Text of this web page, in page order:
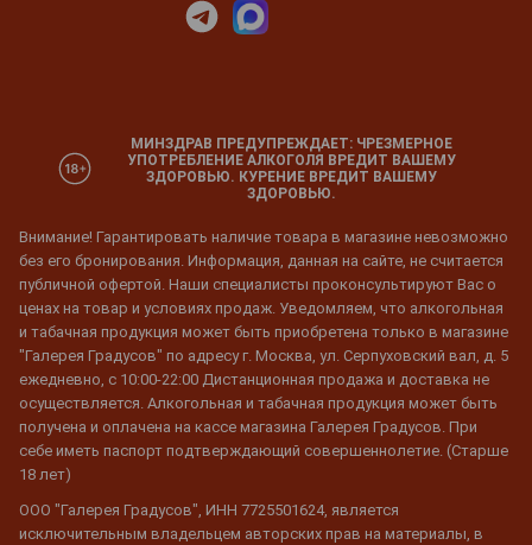
МИНЗДРАВ ПРЕДУПРЕЖДАЕТ: ЧРЕЗМЕРНОЕ
УПОТРЕБЛЕНИЕ АЛКОГОЛЯ ВРЕДИТ ВАШЕМУ
ЗДОРОВЬЮ. КУРЕНИЕ ВРЕДИТ ВАШЕМУ
ЗДОРОВЬЮ.
Внимание! Гарантировать наличие товара в магазине невозможно
без его бронирования. Информация, данная на сайте, не считается
публичной офертой. Наши специалисты проконсультируют Вас о
ценах на товар и условиях продаж. Уведомляем, что алкогольная
и табачная продукция может быть приобретена только в магазине
"Галерея Градусов" по адресу г. Москва, ул. Серпуховский вал, д. 5
ежедневно, с 10:00-22:00 Дистанционная продажа и доставка не
осуществляется. Алкогольная и табачная продукция может быть
получена и оплачена на кассе магазина Галерея Градусов. При
себе иметь паспорт подтверждающий совершеннолетие. (Старше
18 лет)
ООО "Галерея Градусов", ИНН 7725501624, является
исключительным владельцем авторских прав на материалы, в